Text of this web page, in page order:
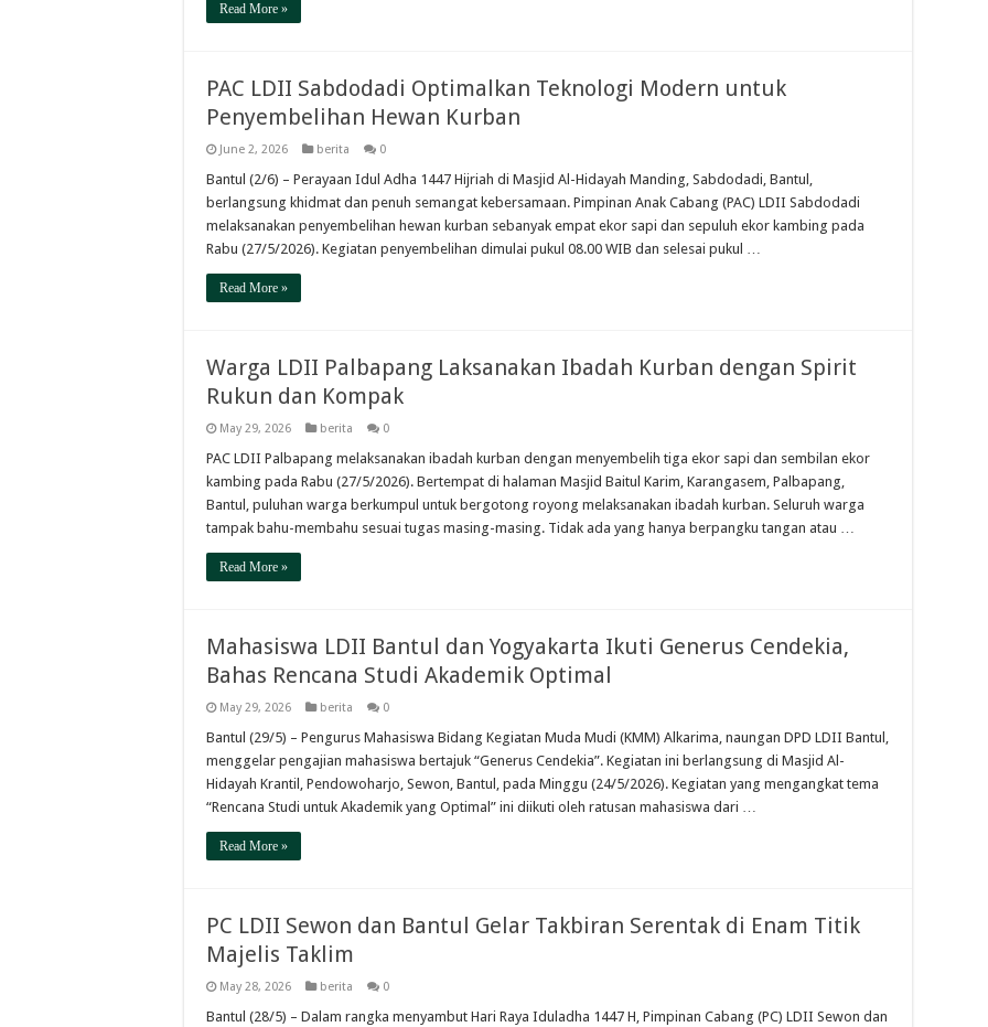
Read More »
PAC LDII Sabdodadi Optimalkan Teknologi Modern untuk
Penyembelihan Hewan Kurban
June 2, 2026 berita 0
Bantul (2/6) – Perayaan Idul Adha 1447 Hijriah di Masjid Al-Hidayah Manding, Sabdodadi, Bantul,
berlangsung khidmat dan penuh semangat kebersamaan. Pimpinan Anak Cabang (PAC) LDII Sabdodadi
melaksanakan penyembelihan hewan kurban sebanyak empat ekor sapi dan sepuluh ekor kambing pada
Rabu (27/5/2026). Kegiatan penyembelihan dimulai pukul 08.00 WIB dan selesai pukul …
Read More »
Warga LDII Palbapang Laksanakan Ibadah Kurban dengan Spirit
Rukun dan Kompak
May 29, 2026 berita 0
PAC LDII Palbapang melaksanakan ibadah kurban dengan menyembelih tiga ekor sapi dan sembilan ekor
kambing pada Rabu (27/5/2026). Bertempat di halaman Masjid Baitul Karim, Karangasem, Palbapang,
Bantul, puluhan warga berkumpul untuk bergotong royong melaksanakan ibadah kurban. Seluruh warga
tampak bahu-membahu sesuai tugas masing-masing. Tidak ada yang hanya berpangku tangan atau …
Read More »
Mahasiswa LDII Bantul dan Yogyakarta Ikuti Generus Cendekia,
Bahas Rencana Studi Akademik Optimal
May 29, 2026 berita 0
Bantul (29/5) – Pengurus Mahasiswa Bidang Kegiatan Muda Mudi (KMM) Alkarima, naungan DPD LDII Bantul,
menggelar pengajian mahasiswa bertajuk “Generus Cendekia”. Kegiatan ini berlangsung di Masjid Al-
Hidayah Krantil, Pendowoharjo, Sewon, Bantul, pada Minggu (24/5/2026). Kegiatan yang mengangkat tema
“Rencana Studi untuk Akademik yang Optimal” ini diikuti oleh ratusan mahasiswa dari …
Read More »
PC LDII Sewon dan Bantul Gelar Takbiran Serentak di Enam Titik
Majelis Taklim
May 28, 2026 berita 0
Bantul (28/5) – Dalam rangka menyambut Hari Raya Iduladha 1447 H, Pimpinan Cabang (PC) LDII Sewon dan